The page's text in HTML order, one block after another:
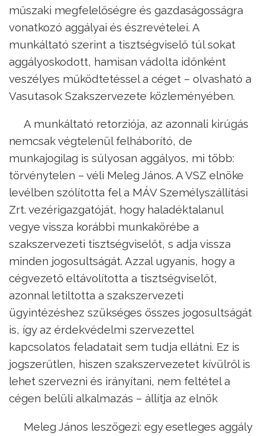
műszaki megfelelőségre és gazdaságosságra
vonatkozó aggályai és észrevételei. A
munkáltató szerint a tisztségviselő túl sokat
aggályoskodott, hamisan vádolta időnként
veszélyes működtetéssel a céget – olvasható a
Vasutasok Szakszervezete közleményében.
A munkáltató retorziója, az azonnali kirúgás
nemcsak végtelenül felháborító, de
munkajogilag is súlyosan aggályos, mi több:
törvénytelen – véli Meleg János. A VSZ elnöke
levélben szólította fel a MÁV Személyszállítási
Zrt. vezérigazgatóját, hogy haladéktalanul
vegye vissza korábbi munkakörébe a
szakszervezeti tisztségviselőt, s adja vissza
minden jogosultságát. Azzal ugyanis, hogy a
cégvezető eltávolította a tisztségviselőt,
azonnal letiltotta a szakszervezeti
ügyintézéshez szükséges összes jogosultságát
is, így az érdekvédelmi szervezettel
kapcsolatos feladatait sem tudja ellátni. Ez is
jogszerűtlen, hiszen szakszervezetet kívülről is
lehet szervezni és irányítani, nem feltétel a
cégen belüli alkalmazás – állítja az elnök
Meleg János leszögezi: egy esetleges aggály